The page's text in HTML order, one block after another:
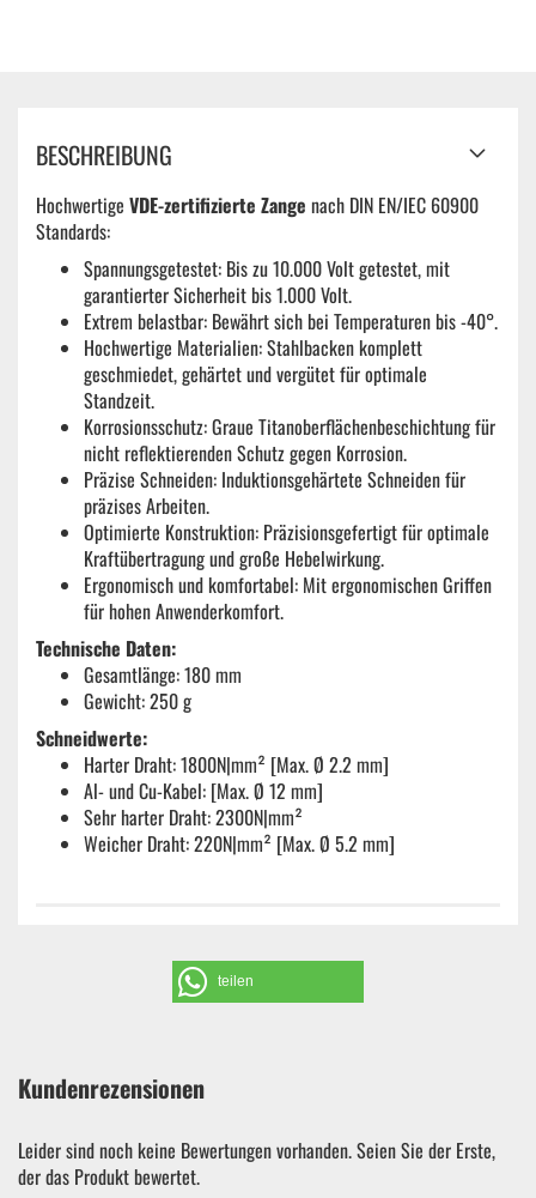
BESCHREIBUNG
Hochwertige VDE-zertifizierte Zange nach DIN EN/IEC 60900
Standards:
Spannungsgetestet: Bis zu 10.000 Volt getestet, mit
garantierter Sicherheit bis 1.000 Volt.
Extrem belastbar: Bewährt sich bei Temperaturen bis -40°.
Hochwertige Materialien: Stahlbacken komplett
geschmiedet, gehärtet und vergütet für optimale
Standzeit.
Korrosionsschutz: Graue Titanoberflächenbeschichtung für
nicht reflektierenden Schutz gegen Korrosion.
Präzise Schneiden: Induktionsgehärtete Schneiden für
präzises Arbeiten.
Optimierte Konstruktion: Präzisionsgefertigt für optimale
Kraftübertragung und große Hebelwirkung.
Ergonomisch und komfortabel: Mit ergonomischen Griffen
für hohen Anwenderkomfort.
Technische Daten:
Gesamtlänge: 180 mm
Gewicht: 250 g
Schneidwerte:
Harter Draht: 1800N|mm² [Max. Ø 2.2 mm]
Al- und Cu-Kabel: [Max. Ø 12 mm]
Sehr harter Draht: 2300N|mm²
Weicher Draht: 220N|mm² [Max. Ø 5.2 mm]
teilen
Kundenrezensionen
Leider sind noch keine Bewertungen vorhanden. Seien Sie der Erste,
der das Produkt bewertet.